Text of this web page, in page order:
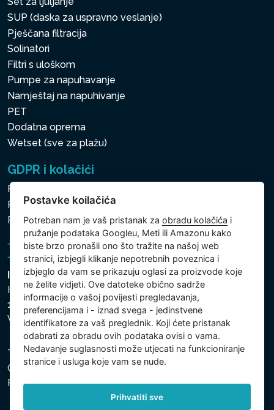
SUP (daska za uspravno veslanje)
Pješčana filtracija
Solinatori
Filtri s uloškom
Pumpe za napuhavanje
Namještaj na napuhivanje
PET
Dodatna oprema
Wetset (sve za plažu)
GDPR i kolačići
Pravila zaštite osobnih i drugih obrađivanih podataka
Politika kolačića
Postavke koilačića
Intex Trading, s.r.o.
Hradecká 2526/3
130 00 Praha 3
Vinohrady - Česká republika
Tvrtka je registrirana pri Općinskom sudu u Pragu, Odjel
C, uložak 74759. Identifikacijski broj tvrtke: 26150808,
Porezni identifikacijski broj: CZ26150808.
Postavke koilačića
Potreban nam je vaš pristanak zaobradu kolačića i
pružanje podataka Googleu, Meti ili Amazonu kako
biste brzo pronašli ono što tražite na našoj web
stranici, izbjegli klikanje nepotrebnih poveznica i
izbjeglo da vam se prikazuju oglasi za proizvode koje
ne želite vidjeti. Ove datoteke obično sadrže
informacije o vašoj povijesti pregledavanja,
preferencijama i - iznad svega - jedinstvene
identifikatore za vaš preglednik. Koji ćete pristanak
odabrati za obradu ovih podataka ovisi o vama.
Nedavanje suglasnosti može utjecati na funkcioniranje
stranice i usluga koje vam se nude.
Prihvatiti sve